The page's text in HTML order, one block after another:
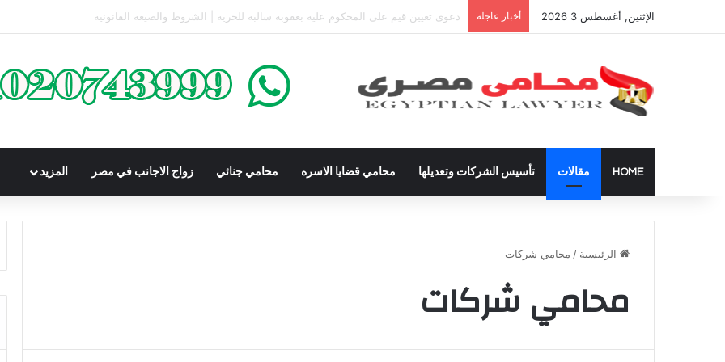
الإثنين, أغسطس 3 2026 أخبار عاجلة شراء العقارات داخل الكومباوندات تحت الإنشاء | أهم البنود التي تحمي المشتري في القانون المصري
HOME مقالات تأسيس الشركات وتعديلها محامي قضايا الاسره محامي جنائي زواج الاجانب في مصر المزيد
الرئيسية / محامي شركات
محامي شركات